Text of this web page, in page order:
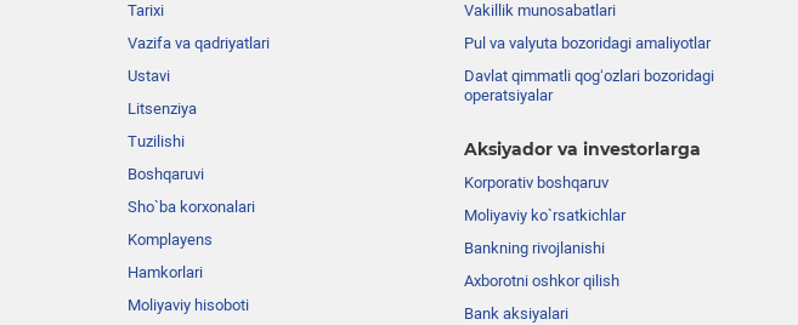
Tarixi
Vazifa va qadriyatlari
Ustavi
Litsenziya
Tuzilishi
Boshqaruvi
Sho`ba korxonalari
Komplayens
Hamkorlari
Moliyaviy hisoboti
Vakillik munosabatlari
Pul va valyuta bozoridagi amaliyotlar
Davlat qimmatli qog‘ozlari bozoridagi
operatsiyalar
Aksiyador va investorlarga
Korporativ boshqaruv
Moliyaviy ko`rsatkichlar
Bankning rivojlanishi
Axborotni oshkor qilish
Bank aksiyalari